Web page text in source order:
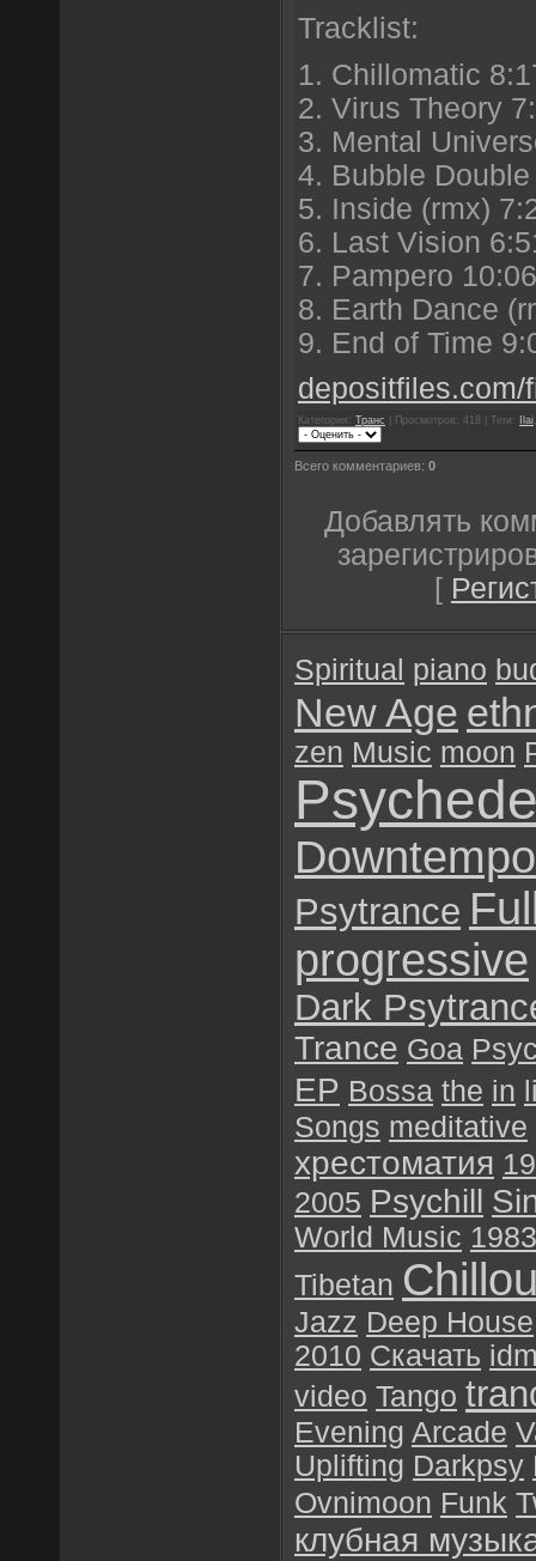
Tracklist:
1. Chillomatic
2. Virus Theory
3. Mental
4. Bubble
5. Inside (rmx)
6. Last Vision
7. Pampero 10:06
8. Earth Dance
9. End of Time
depositfiles.com/
Категория: Транс | Просмотров: 418 | Теги: Ilai
Всего комментариев: 0
Добавлять
[
Spiritual piano
New Age
zen Music moon
Downtempo
Psytrance
progressive
Dark
Trance Goa
EP Bossa the in
Songs meditative
хрестоматия
2005 Psychill
World Music 1983
Tibetan
Jazz Deep House
2010 Скачать
video Tango
Evening Arcade
Uplifting Darkpsy
Ovnimoon Funk
клубная